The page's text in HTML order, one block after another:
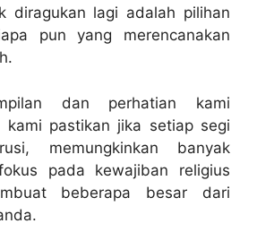
diragukan lagi adalah pilihan
pun yang merencanakan
dan perhatian kami
kami pastikan jika setiap segi
memungkinkan banyak
pada kewajiban religius
beberapa besar dari